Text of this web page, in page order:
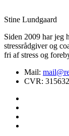
Stine Lundgaard
Siden 2009 har jeg
stressrådgiver og
fri af stress og
Mail:
CVR: